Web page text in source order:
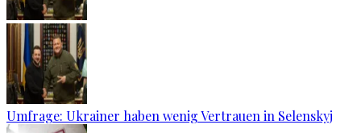
Umfrage: Ukrainer haben wenig Vertrauen in Selenskyj